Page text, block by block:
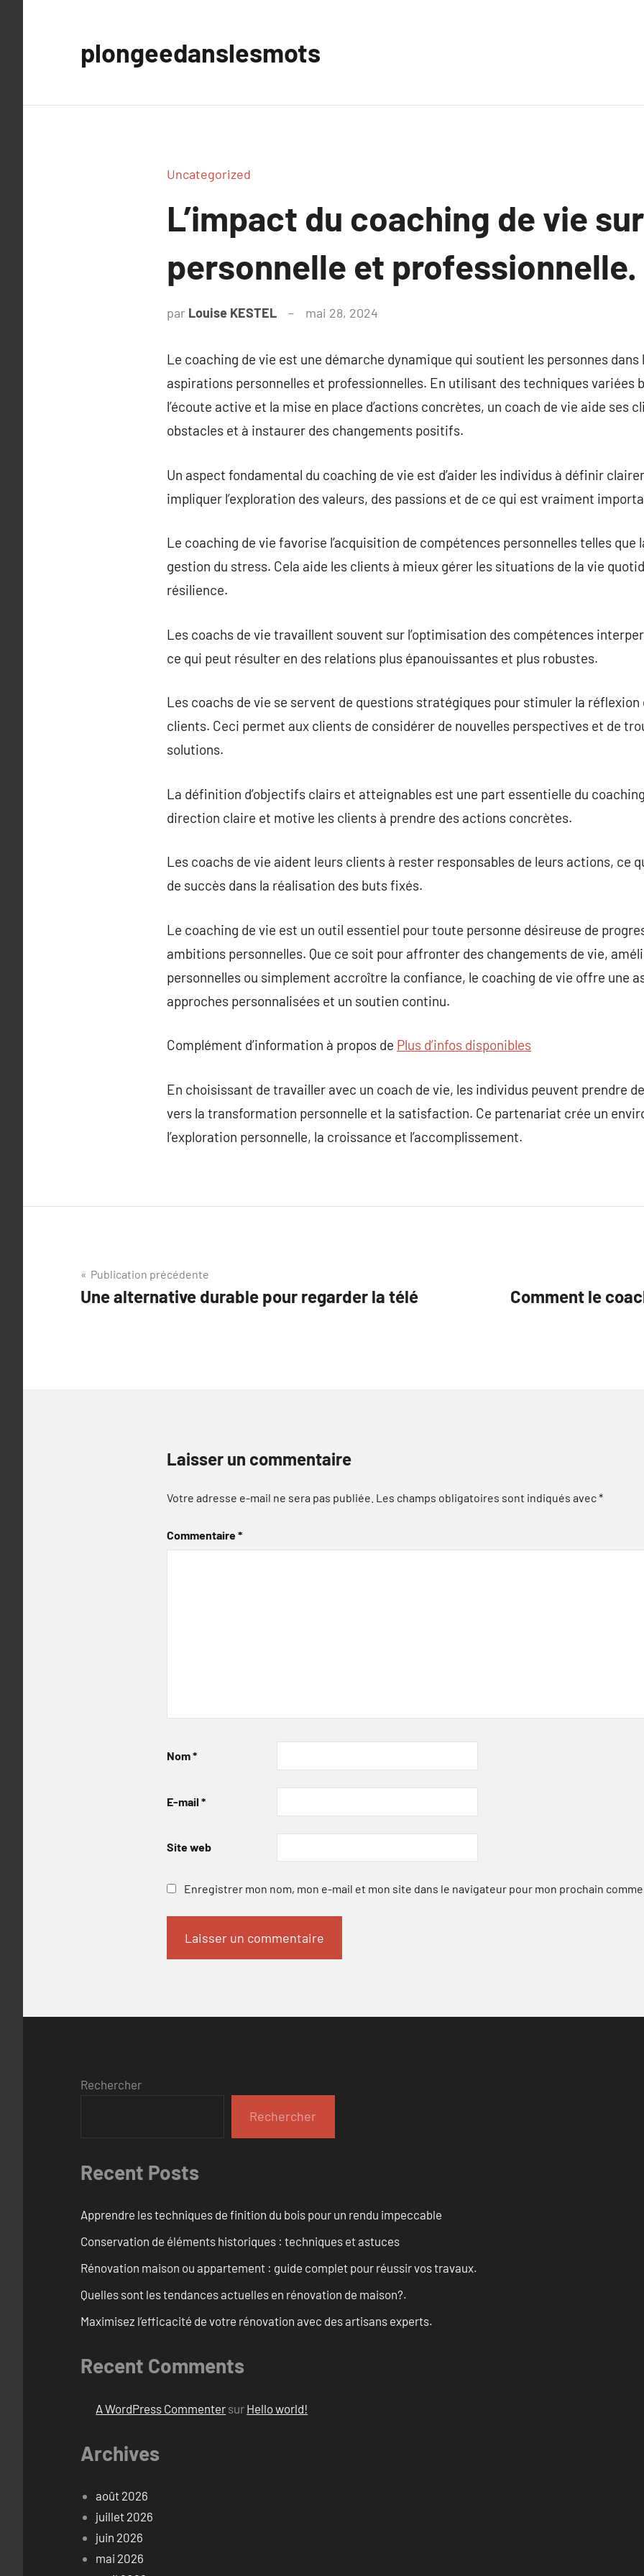
plongeedanslesmots
Uncategorized
L’impact du coaching de vie
personnelle et professionnelle.
par Louise KESTEL mai 28, 2024
Le coaching de vie est une démarche dynamique qui soutient les personnes
aspirations personnelles et professionnelles. En utilisant des techniques variées
l’écoute active et la mise en place d’actions concrètes, un coach de vie aide ses
obstacles et à instaurer des changements positifs.
Un aspect fondamental du coaching de vie est d’aider les individus à définir
impliquer l’exploration des valeurs, des passions et de ce qui est vraiment
Le coaching de vie favorise l’acquisition de compétences personnelles telles que
gestion du stress. Cela aide les clients à mieux gérer les situations de la vie
résilience.
Les coachs de vie travaillent souvent sur l’optimisation des compétences
ce qui peut résulter en des relations plus épanouissantes et plus robustes.
Les coachs de vie se servent de questions stratégiques pour stimuler la réflexion
clients. Ceci permet aux clients de considérer de nouvelles perspectives et de
solutions.
La définition d’objectifs clairs et atteignables est une part essentielle du
direction claire et motive les clients à prendre des actions concrètes.
Les coachs de vie aident leurs clients à rester responsables de leurs actions, ce
de succès dans la réalisation des buts fixés.
Le coaching de vie est un outil essentiel pour toute personne désireuse de
ambitions personnelles. Que ce soit pour affronter des changements de vie,
personnelles ou simplement accroître la confiance, le coaching de vie offre une
approches personnalisées et un soutien continu.
Complément d’information à propos de Plus d’infos disponibles
En choisissant de travailler avec un coach de vie, les individus peuvent prendre
vers la transformation personnelle et la satisfaction. Ce partenariat crée un
l’exploration personnelle, la croissance et l’accomplissement.
Navigation
de
Publication précédente
Une alternative durable pour regarder la télé
Comment le
Laisser un commentaire
Votre adresse e-mail ne sera pas publiée. Les champs obligatoires sont indiqués avec*
Commentaire*
Nom*
E-mail *
Site web
Enregistrer mon nom, mon e-mail et mon site dans le navigateur pour mon prochain
Rechercher
Rechercher
Recent Posts
Apprendre les techniques de finition du bois pour un rendu impeccable
Conservation de éléments historiques : techniques et astuces
Rénovation maison ou appartement : guide complet pour réussir vos travaux.
Quelles sont les tendances actuelles en rénovation de maison?.
Maximisez l’efficacité de votre rénovation avec des artisans experts.
Recent Comments
A WordPress Commenter sur Hello world!
Archives
août 2026
juillet 2026
juin 2026
mai 2026